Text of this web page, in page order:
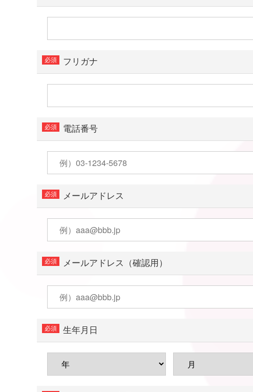
フリガナ
電話番号
メールアドレス
メールアドレス（確認用）
生年月日